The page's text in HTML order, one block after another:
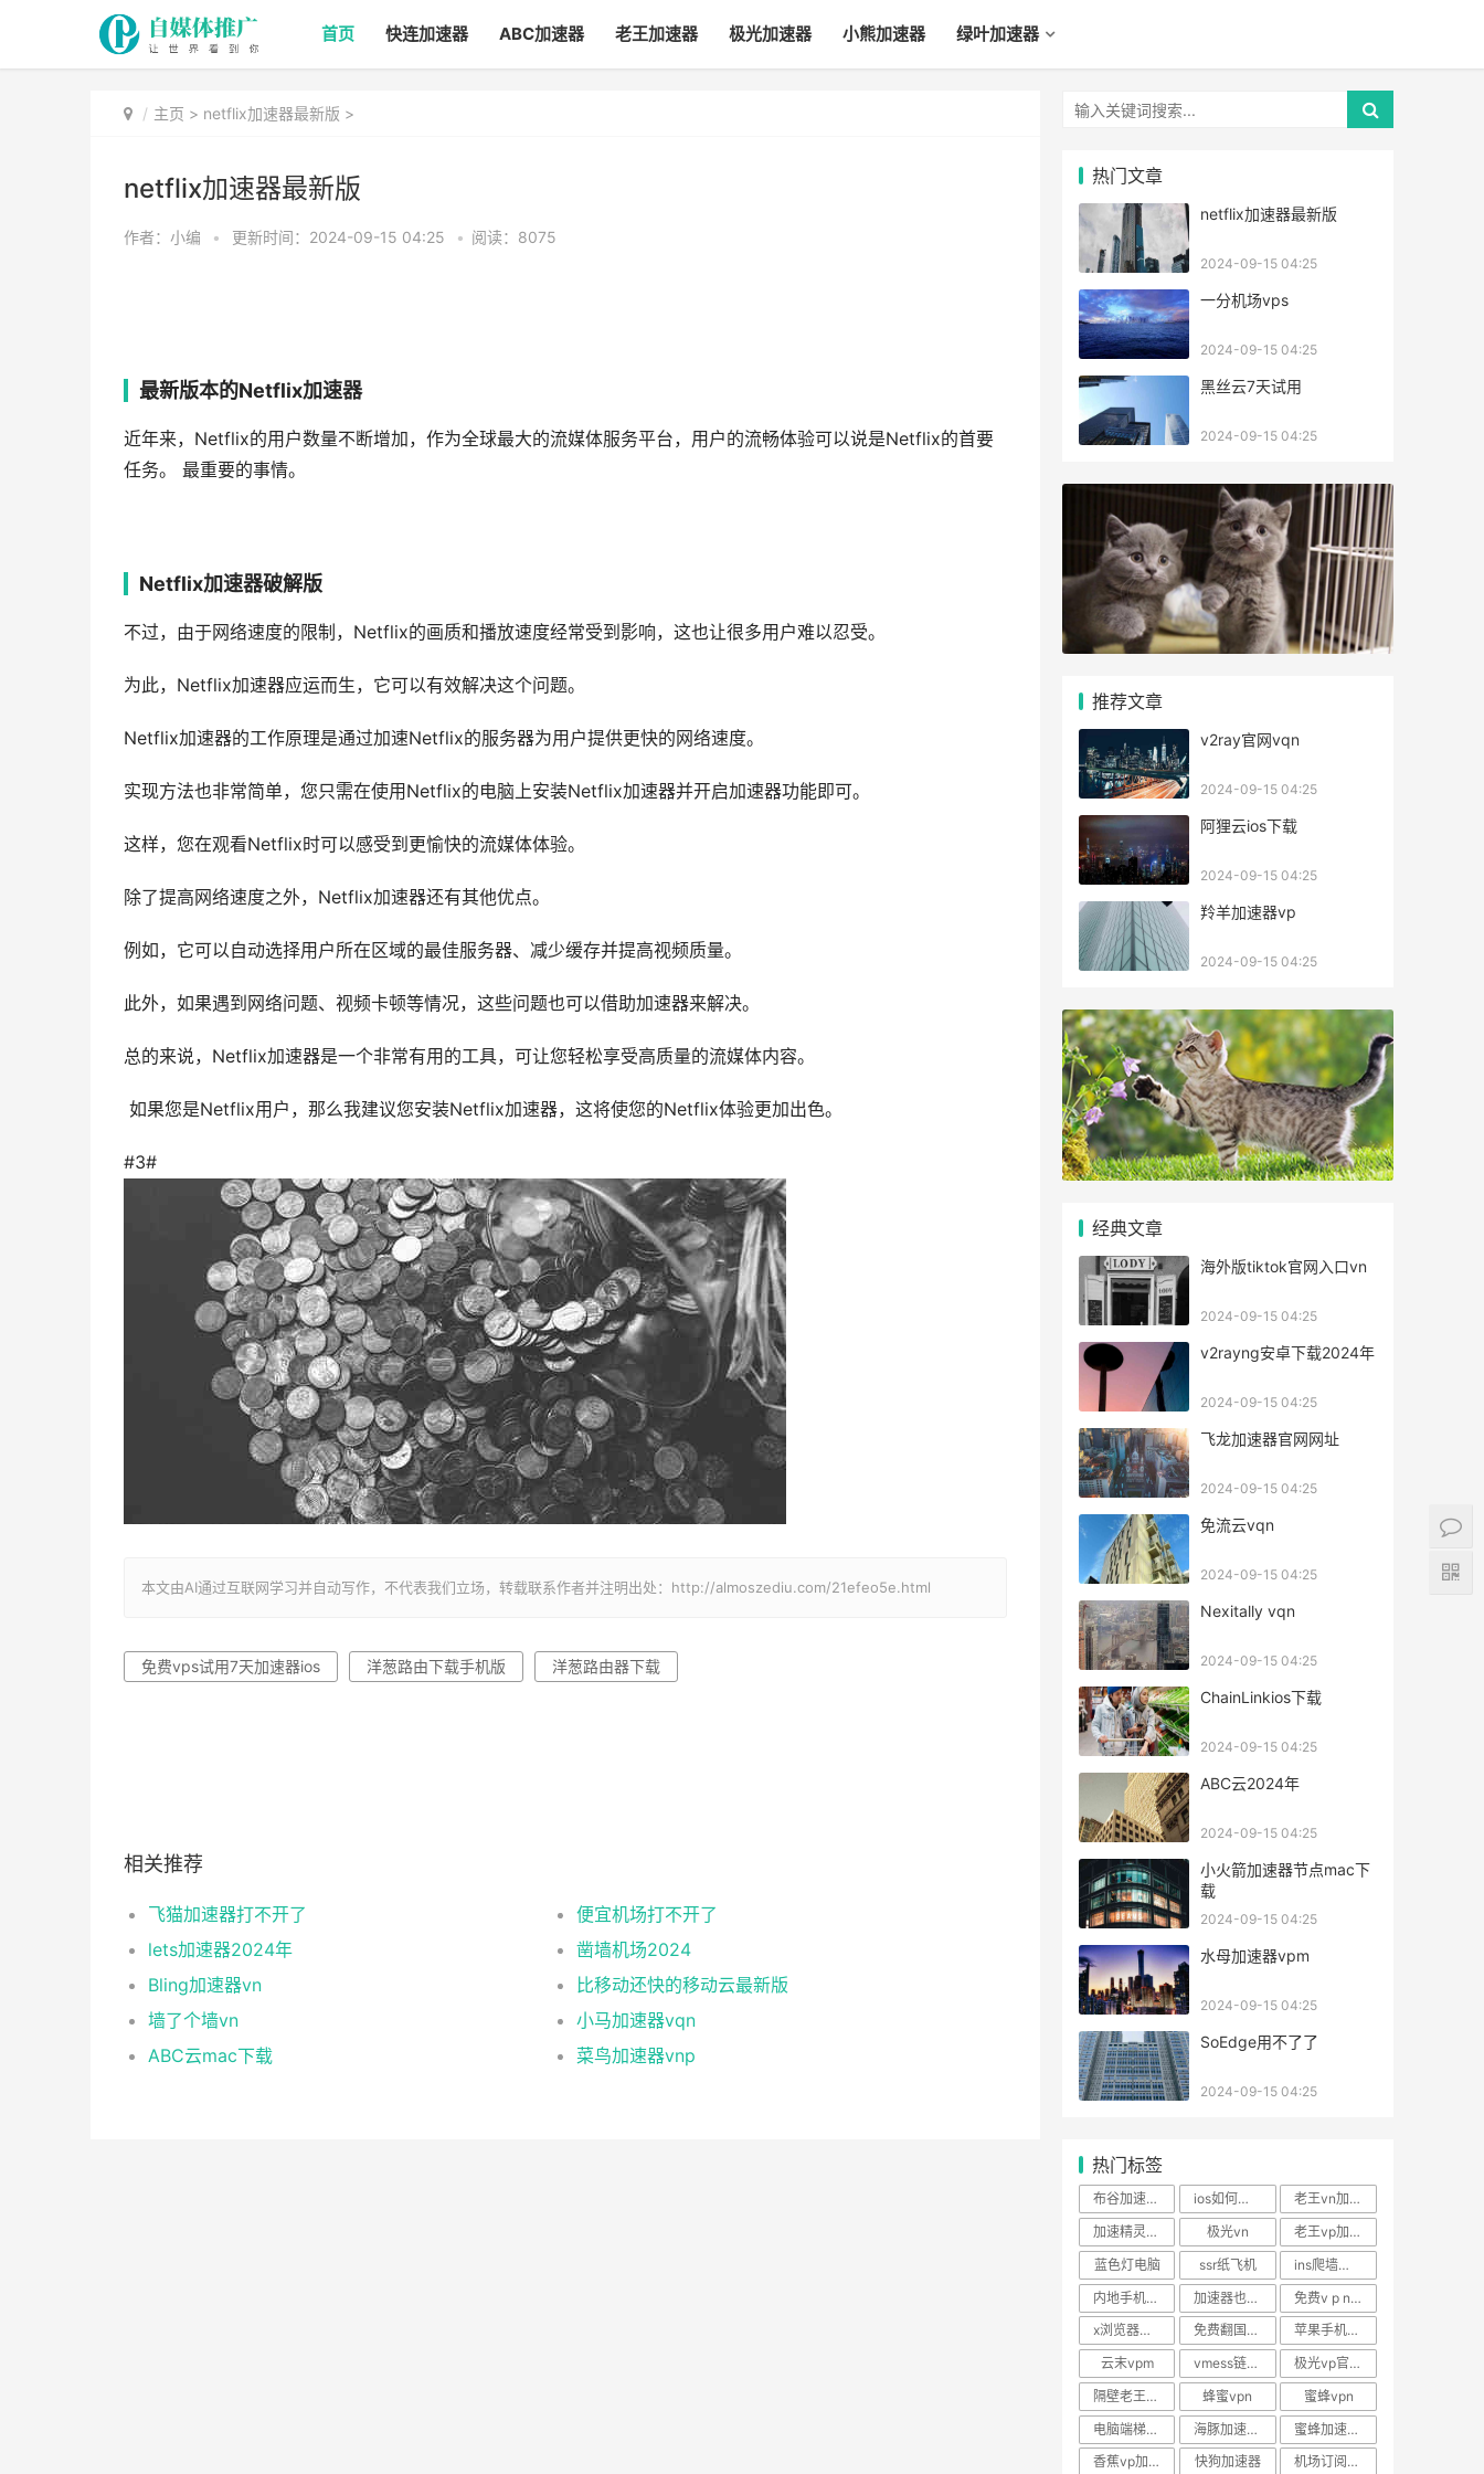
首页 快连加速器 ABC加速器 老王加速器 极光加速器 小熊加速器 绿叶加速器
主页 > netflix加速器最新版 >
netflix加速器最新版
作者：小编 • 更新时间：2024-09-15 04:25 • 阅读：8075
最新版本的Netflix加速器
近年来，Netflix的用户数量不断增加，作为全球最大的流媒体服务平台，用户的流畅体验可以说是Netflix的首要
任务。 最重要的事情。
Netflix加速器破解版
不过，由于网络速度的限制，Netflix的画质和播放速度经常受到影响，这也让很多用户难以忍受。
为此，Netflix加速器应运而生，它可以有效解决这个问题。
Netflix加速器的工作原理是通过加速Netflix的服务器为用户提供更快的网络速度。
实现方法也非常简单，您只需在使用Netflix的电脑上安装Netflix加速器并开启加速器功能即可。
这样，您在观看Netflix时可以感受到更愉快的流媒体体验。
除了提高网络速度之外，Netflix加速器还有其他优点。
例如，它可以自动选择用户所在区域的最佳服务器、减少缓存并提高视频质量。
此外，如果遇到网络问题、视频卡顿等情况，这些问题也可以借助加速器来解决。
总的来说，Netflix加速器是一个非常有用的工具，可让您轻松享受高质量的流媒体内容。
如果您是Netflix用户，那么我建议您安装Netflix加速器，这将使您的Netflix体验更加出色。
#3#
本文由AI通过互联网学习并自动写作，不代表我们立场，转载联系作者并注明出处：http://almoszediu.com/21efeo5e.html
免费vps试用7天加速器ios 洋葱路由下载手机版 洋葱路由器下载
相关推荐
飞猫加速器打不开了
便宜机场打不开了
lets加速器2024年
凿墙机场2024
Bling加速器vn
比移动还快的移动云最新版
墙了个墙vn
小马加速器vqn
ABC云mac下载
菜鸟加速器vnp
热门文章
netflix加速器最新版
2024-09-15 04:25
一分机场vps
2024-09-15 04:25
黑丝云7天试用
2024-09-15 04:25
推荐文章
v2ray官网vqn
2024-09-15 04:25
阿狸云ios下载
2024-09-15 04:25
羚羊加速器vp
2024-09-15 04:25
经典文章
海外版tiktok官网入口vn
2024-09-15 04:25
v2rayng安卓下载2024年
2024-09-15 04:25
飞龙加速器官网网址
2024-09-15 04:25
免流云vqn
2024-09-15 04:25
Nexitally vqn
2024-09-15 04:25
ChainLinkios下载
2024-09-15 04:25
ABC云2024年
2024-09-15 04:25
小火箭加速器节点mac下
载
2024-09-15 04:25
水母加速器vpm
2024-09-15 04:25
SoEdge用不了了
2024-09-15 04:25
热门标签
布谷加速器注册 ios如何用红叶加速器
老王vn加速器免费
加速精灵官网
极光vn
老王vp加速器n
蓝色灯电脑
ssr纸飞机
ins爬墙软件最好用
内地手机登录facebook
加速器也可以上外网吗
免费v p n安卓下载
x浏览器可以上外网吗
免费翻国内墙的app
苹果手机怎么用green
云末vpm
vmess链接怎么改成ss
极光vp官方下载
隔壁老王vp加速器2024
蜂蜜vpn
蜜蜂vpn
电脑端梯子推荐
海豚加速器破解版2024
蜜蜂加速器 当
香蕉vp加速器官网
快狗加速器
机场订阅地址